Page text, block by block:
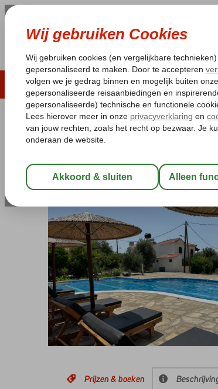
LAST MINUTE ZOMER 2026
Pakketgarantie Laagsteprijsgarantie*
Home
Griekenland Samos
Fly & Go Anastasia
Logies-Appartement
Prijzen & boeken